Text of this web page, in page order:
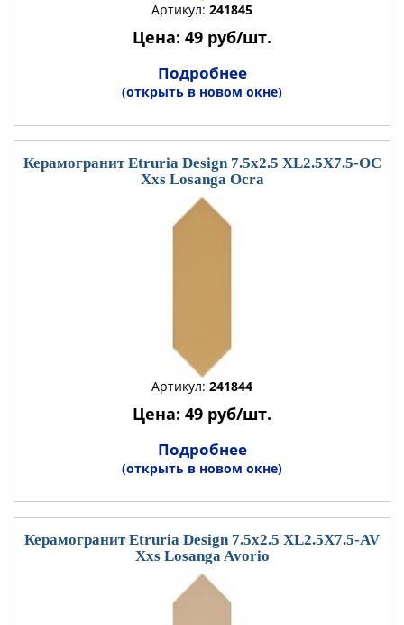
Артикул: 241845
Цена: 49 руб/шт.
Подробнее
(открыть в новом окне)
Керамогранит Etruria Design 7.5x2.5 XL2.5X7.5-OC
Xxs Losanga Ocra
Артикул: 241844
Цена: 49 руб/шт.
Подробнее
(открыть в новом окне)
Керамогранит Etruria Design 7.5x2.5 XL2.5X7.5-AV
Xxs Losanga Avorio